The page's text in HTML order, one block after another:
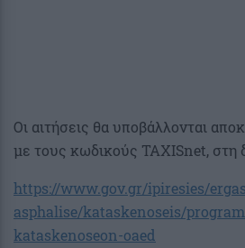
Οι αιτήσεις θα υποβάλλονται
με τους κωδικούς TAXISnet, στη
https://www.gov.gr/ipiresies/
asphalise/kataskenoseis/
kataskenoseon-oaed